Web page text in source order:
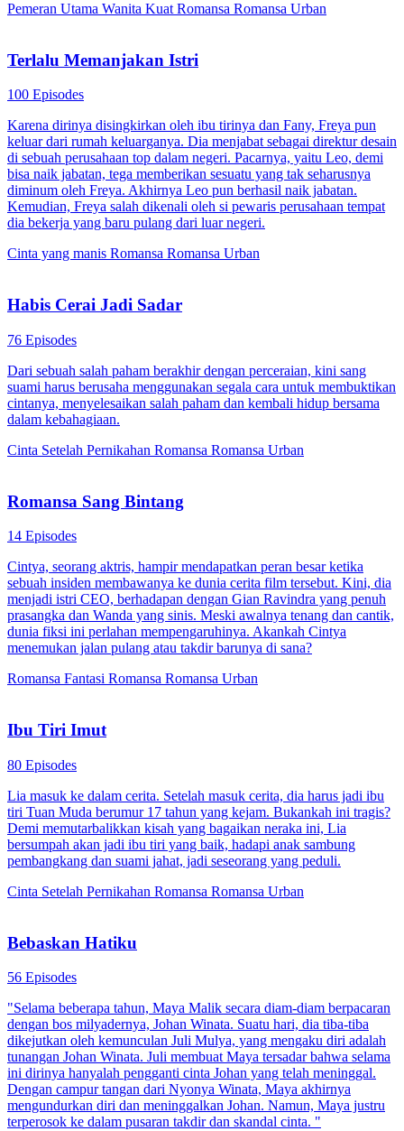
Pemeran Utama Wanita Kuat Romansa Romansa Urban
Terlalu Memanjakan Istri
100 Episodes
Karena dirinya disingkirkan oleh ibu tirinya dan Fany, Freya pun
keluar dari rumah keluarganya. Dia menjabat sebagai direktur desain
di sebuah perusahaan top dalam negeri. Pacarnya, yaitu Leo, demi
bisa naik jabatan, tega memberikan sesuatu yang tak seharusnya
diminum oleh Freya. Akhirnya Leo pun berhasil naik jabatan.
Kemudian, Freya salah dikenali oleh si pewaris perusahaan tempat
dia bekerja yang baru pulang dari luar negeri.
Cinta yang manis Romansa Romansa Urban
Habis Cerai Jadi Sadar
76 Episodes
Dari sebuah salah paham berakhir dengan perceraian, kini sang
suami harus berusaha menggunakan segala cara untuk membuktikan
cintanya, menyelesaikan salah paham dan kembali hidup bersama
dalam kebahagiaan.
Cinta Setelah Pernikahan Romansa Romansa Urban
Romansa Sang Bintang
14 Episodes
Cintya, seorang aktris, hampir mendapatkan peran besar ketika
sebuah insiden membawanya ke dunia cerita film tersebut. Kini, dia
menjadi istri CEO, berhadapan dengan Gian Ravindra yang penuh
prasangka dan Wanda yang sinis. Meski awalnya tenang dan cantik,
dunia fiksi ini perlahan mempengaruhinya. Akankah Cintya
menemukan jalan pulang atau takdir barunya di sana?
Romansa Fantasi Romansa Romansa Urban
Ibu Tiri Imut
80 Episodes
Lia masuk ke dalam cerita. Setelah masuk cerita, dia harus jadi ibu
tiri Tuan Muda berumur 17 tahun yang kejam. Bukankah ini tragis?
Demi memutarbalikkan kisah yang bagaikan neraka ini, Lia
bersumpah akan jadi ibu tiri yang baik, hadapi anak sambung
pembangkang dan suami jahat, jadi seseorang yang peduli.
Cinta Setelah Pernikahan Romansa Romansa Urban
Bebaskan Hatiku
56 Episodes
"Selama beberapa tahun, Maya Malik secara diam-diam berpacaran
dengan bos milyadernya, Johan Winata. Suatu hari, dia tiba-tiba
dikejutkan oleh kemunculan Juli Mulya, yang mengaku diri adalah
tunangan Johan Winata. Juli membuat Maya tersadar bahwa selama
ini dirinya hanyalah pengganti cinta Johan yang telah meninggal.
Dengan campur tangan dari Nyonya Winata, Maya akhirnya
mengundurkan diri dan meninggalkan Johan. Namun, Maya justru
terperosok ke dalam pusaran takdir dan skandal cinta. "